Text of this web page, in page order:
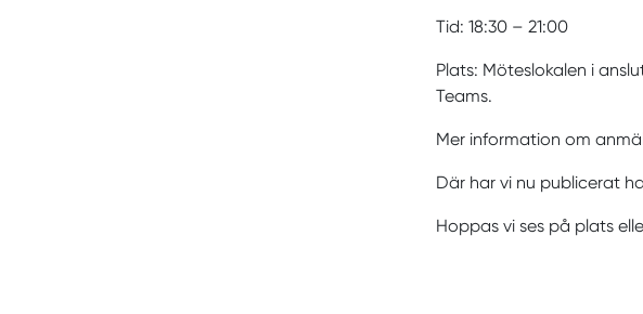
Tid: 18:30 – 21:00
Plats: Möteslokalen i
Teams.
Mer information om
Där har vi nu publicerat
Hoppas vi ses på plats